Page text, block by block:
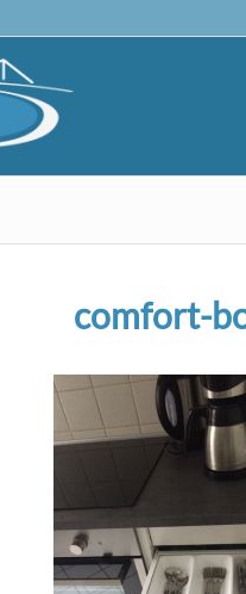
comfort-